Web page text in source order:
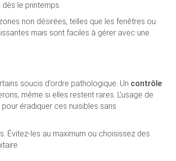
le printemps.
non désirées, telles que les fenêtres ou
mais sont faciles à gérer avec une
soucis d’ordre pathologique. Un contrôle
même si elles restent rares. L’usage de
éradiquer ces nuisibles sans
Évitez-les au maximum ou choisissez des